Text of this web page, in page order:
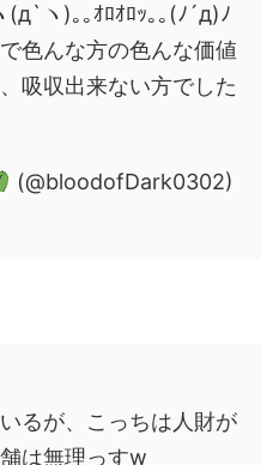
(д`ヽ)｡｡ｵﾛｵﾛｯ｡｡(ﾉ´д)ﾉ
色んな方の色んな価値
吸収出来ない方でした
(@bloodofDark0302)
るが、こっちは人財が
は無理っすw